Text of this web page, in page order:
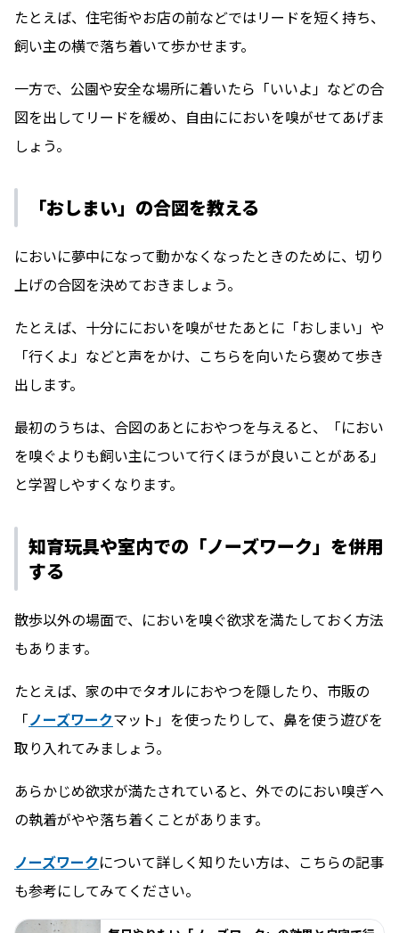
たとえば、住宅街やお店の前などではリードを短く持ち、
飼い主の横で落ち着いて歩かせます。
一方で、公園や安全な場所に着いたら「いいよ」などの合
図を出してリードを緩め、自由ににおいを嗅がせてあげま
しょう。
「おしまい」の合図を教える
においに夢中になって動かなくなったときのために、切り
上げの合図を決めておきましょう。
たとえば、十分ににおいを嗅がせたあとに「おしまい」や
「行くよ」などと声をかけ、こちらを向いたら褒めて歩き
出します。
最初のうちは、合図のあとにおやつを与えると、「におい
を嗅ぐよりも飼い主について行くほうが良いことがある」
と学習しやすくなります。
知育玩具や室内での「ノーズワーク」を併用
する
散歩以外の場面で、においを嗅ぐ欲求を満たしておく方法
もあります。
たとえば、家の中でタオルにおやつを隠したり、市販の
「ノーズワークマット」を使ったりして、鼻を使う遊びを
取り入れてみましょう。
あらかじめ欲求が満たされていると、外でのにおい嗅ぎへ
の執着がやや落ち着くことがあります。
ノーズワークについて詳しく知りたい方は、こちらの記事
も参考にしてみてください。